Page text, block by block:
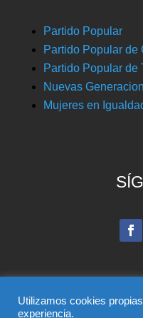
Partido Popular
Partido Popular de
Partido Popular de
Nuevas
Mujeres en
Utilizamos cookies
experiencia.